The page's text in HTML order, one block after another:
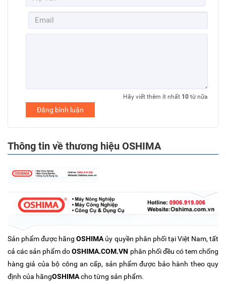
Hãy viết thêm ít nhất 10 từ nữa
Đăng bình luận
Thông tin về thương hiệu OSHIMA
Sản phẩm được hãngOSHIMA ủy quyền phân phối tại Việt Nam, tất
cả các sản phẩm doOSHIMA.COM.VN phân phối đều có tem chống
hàng giả của bộ công an cấp, sản phẩm được bảo hành theo quy
định của hãngOSHIMAcho từng sản phẩm.